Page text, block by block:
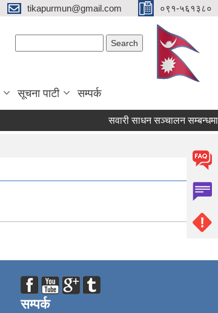
tikapurmun@gmail.com ०९१-५६१३८०
सूचना पाटी सम्पर्क
सवारी साधन सञ्चालन सम्बन्धमा ।
सम्पर्क